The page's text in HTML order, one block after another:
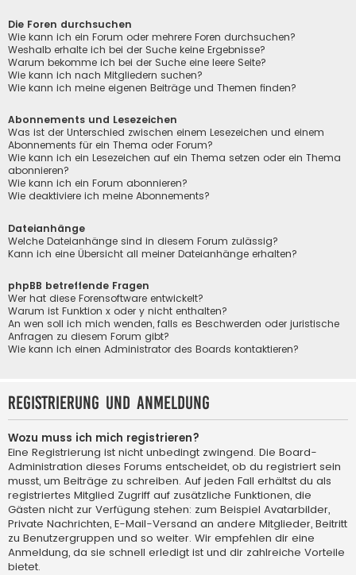
Die Foren durchsuchen
Wie kann ich ein Forum oder mehrere Foren durchsuchen?
Weshalb erhalte ich bei der Suche keine Ergebnisse?
Warum bekomme ich bei der Suche eine leere Seite?
Wie kann ich nach Mitgliedern suchen?
Wie kann ich meine eigenen Beiträge und Themen finden?
Abonnements und Lesezeichen
Was ist der Unterschied zwischen einem Lesezeichen und einem
Abonnements für ein Thema oder Forum?
Wie kann ich ein Lesezeichen auf ein Thema setzen oder ein Thema
abonnieren?
Wie kann ich ein Forum abonnieren?
Wie deaktiviere ich meine Abonnements?
Dateianhänge
Welche Dateianhänge sind in diesem Forum zulässig?
Kann ich eine Übersicht all meiner Dateianhänge erhalten?
phpBB betreffende Fragen
Wer hat diese Forensoftware entwickelt?
Warum ist Funktion x oder y nicht enthalten?
An wen soll ich mich wenden, falls es Beschwerden oder juristische
Anfragen zu diesem Forum gibt?
Wie kann ich einen Administrator des Boards kontaktieren?
Registrierung und Anmeldung
Wozu muss ich mich registrieren?
Eine Registrierung ist nicht unbedingt zwingend. Die Board-
Administration dieses Forums entscheidet, ob du registriert sein
musst, um Beiträge zu schreiben. Auf jeden Fall erhältst du als
registriertes Mitglied Zugriff auf zusätzliche Funktionen, die
Gästen nicht zur Verfügung stehen: zum Beispiel Avatarbilder,
Private Nachrichten, E-Mail-Versand an andere Mitglieder, Beitritt
zu Benutzergruppen und so weiter. Wir empfehlen dir eine
Anmeldung, da sie schnell erledigt ist und dir zahlreiche Vorteile
bietet.